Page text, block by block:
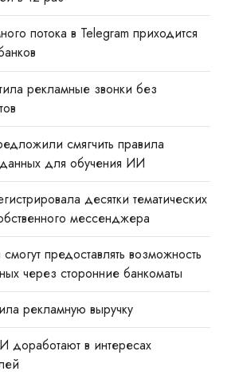
потока в Telegram приходится
рекламные звонки без
смягчить правила
для обучения ИИ
десятки тематических
мессенджера
предоставлять возможность
через сторонние банкоматы
рекламную выручку
доработают в интересах